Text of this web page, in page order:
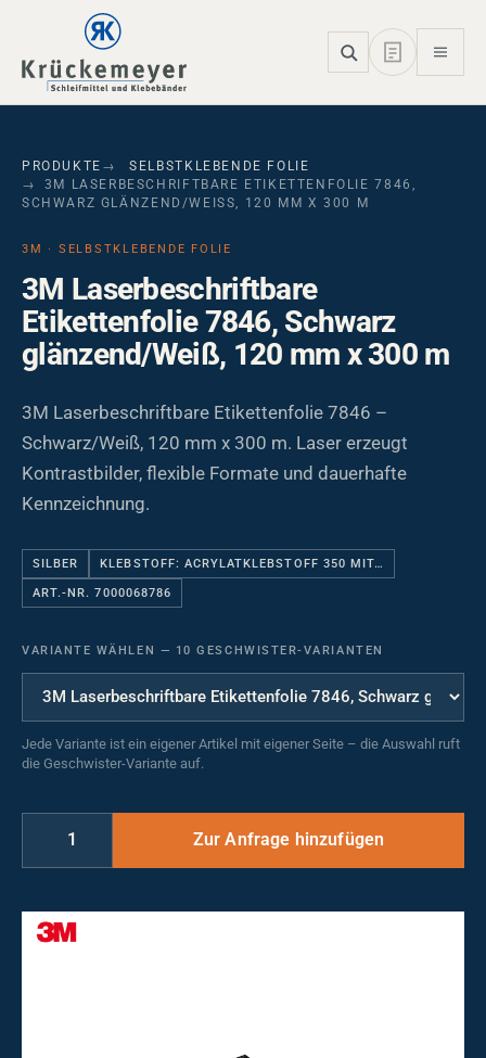
Skip to main navigation
Skip to main content
Skip to page footer
PRODUKTE
SELBSTKLEBENDE FOLIE
3M LASERBESCHRIFTBARE ETIKETTENFOLIE 7846,
SCHWARZ GLÄNZEND/WEISS, 120 MM X 300 M
3M · SELBSTKLEBENDE FOLIE
3M Laserbeschriftbare
Etikettenfolie 7846, Schwarz
glänzend/Weiß, 120 mm x 300 m
3M Laserbeschriftbare Etikettenfolie 7846 –
Schwarz/Weiß, 120 mm x 300 m. Laser erzeugt
Kontrastbilder, flexible Formate und dauerhafte
Kennzeichnung.
SILBER KLEBSTOFF: ACRYLATKLEBSTOFF 350 MIT…
ART.-NR. 7000068786
VARIANTE WÄHLEN — 10 GESCHWISTER-VARIANTEN
Jede Variante ist ein eigener Artikel mit eigener Seite – die Auswahl ruft
die Geschwister-Variante auf.